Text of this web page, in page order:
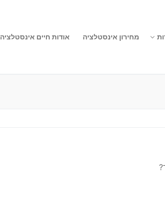
מחירון אינסטלציה אודות חיים אינסטלציה